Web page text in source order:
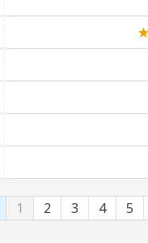
1 2 3 4 5